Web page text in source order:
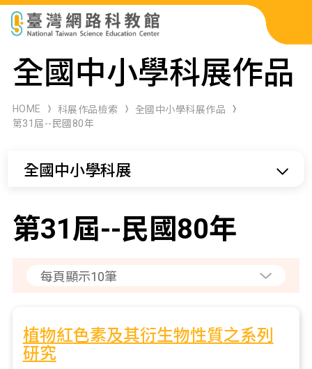
科展作品檢索
科學研習月刊
全國中小學科展作品
HOME 科展作品檢索
全國中小學科展作品
第31屆--民國80年
全國中小學科展
第31屆--民國80年
植物紅色素及其衍生物性質之系列
研究